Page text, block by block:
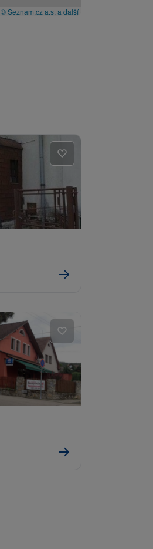
© Seznam.cz a.s. a další